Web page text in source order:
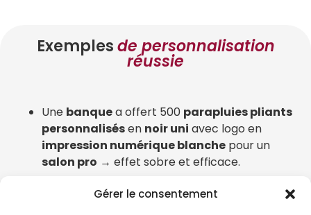
Gérer le consentement
Exemplesde personnalisation
réussie
Une banquea offert 500 parapluies pliants
personnalisésen noir uni avec logo en
impression numérique blanche pour un
salon pro → effet sobre et efficace.
marque de sporta choisi des